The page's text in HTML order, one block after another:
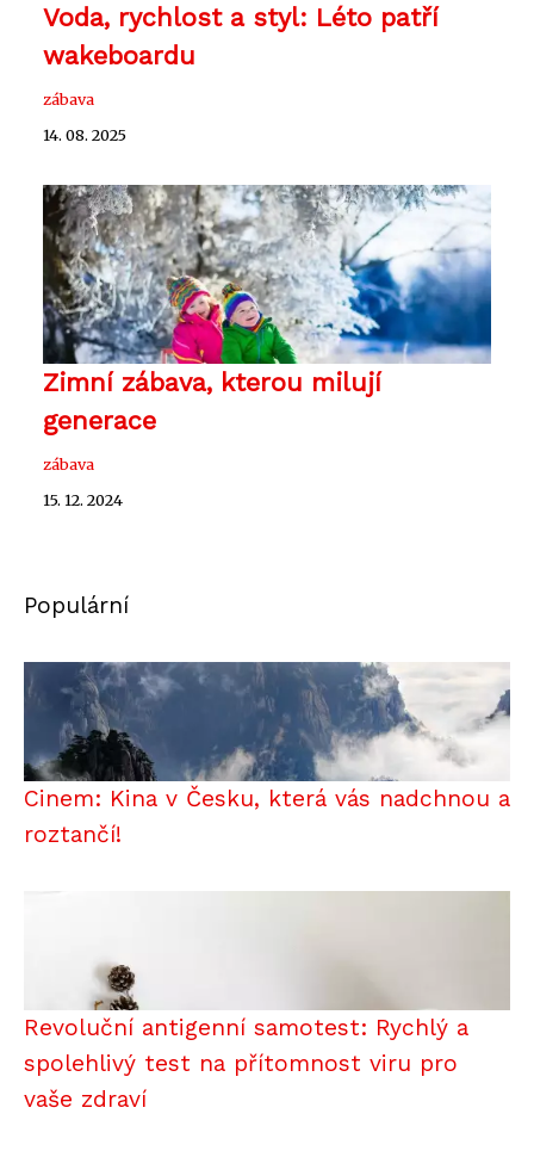
Voda, rychlost a styl: Léto patří
wakeboardu
zábava
14. 08. 2025
Zimní zábava, kterou milují
generace
zábava
15. 12. 2024
Populární
Cinem: Kina v Česku, která vás nadchnou a
roztančí!
Revoluční antigenní samotest: Rychlý a
spolehlivý test na přítomnost viru pro
vaše zdraví